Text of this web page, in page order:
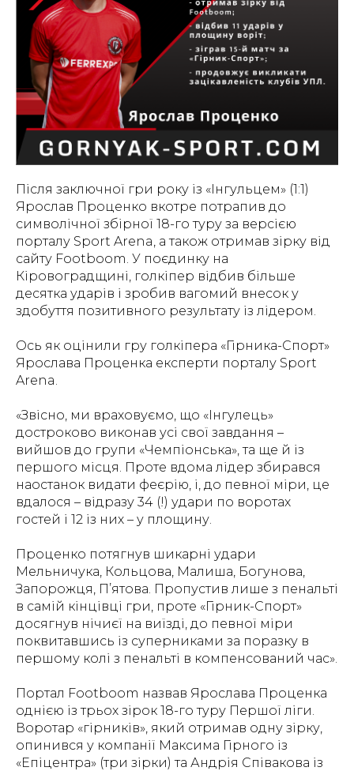
Після заключної гри року із «Інгульцем» (1:1)
Ярослав Проценко вкотре потрапив до
символічної збірної 18-го туру за версією
порталу Sport Arena, а також отримав зірку від
сайту Footboom. У поєдинку на
Кіровоградщині, голкіпер відбив більше
десятка ударів і зробив вагомий внесок у
здобуття позитивного результату із лідером.
Ось як оцінили гру голкіпера «Гірника-Спорт»
Ярослава Проценка експерти порталу Sport
Arena.
«Звісно, ми враховуємо, що «Інгулець»
достроково виконав усі свої завдання –
вийшов до групи «Чемпіонська», та ще й із
першого місця. Проте вдома лідер збирався
наостанок видати феєрію, і, до певної міри, це
вдалося – відразу 34 (!) удари по воротах
гостей і 12 із них – у площину.
Проценко потягнув шикарні удари
Мельничука, Кольцова, Малиша, Богунова,
Запорожця, П’ятова. Пропустив лише з пенальті
в самій кінцівці гри, проте «Гірник-Спорт»
досягнув нічиєї на виїзді, до певної міри
поквитавшись із суперниками за поразку в
першому колі з пенальті в компенсований час».
Портал Footboom назвав Ярослава Проценка
однією із трьох зірок 18-го туру Першої ліги.
Воротар «гірників», який отримав одну зірку,
опинився у компанії Максима Гірного із
«Епіцентра» (три зірки) та Андрія Співакова із